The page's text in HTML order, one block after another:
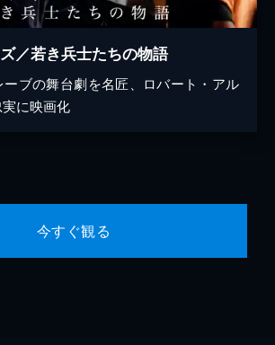
／若き兵士たちの物語
ーブの舞台劇を名匠、ロバート・アル
実に映画化
今すぐ観る